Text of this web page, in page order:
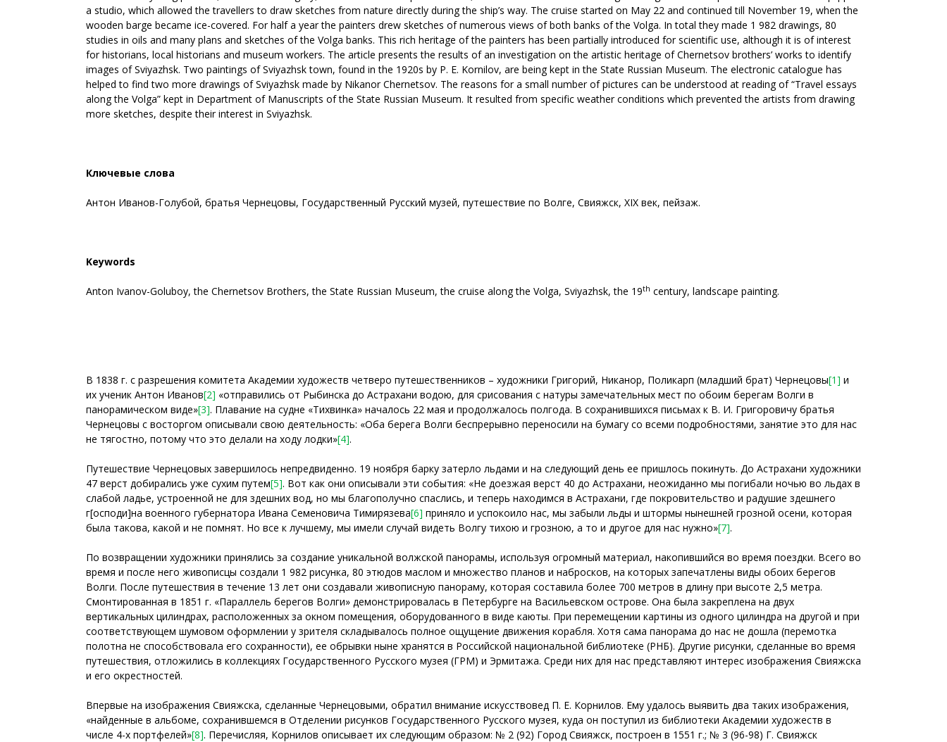
a studio, which allowed the travellers to draw sketches from nature directly during the ship’s way. The cruise started on May 22 and continued till November 19, when the
wooden barge became ice-covered. For half a year the painters drew sketches of numerous views of both banks of the Volga. In total they made 1 982 drawings, 80
studies in oils and many plans and sketches of the Volga banks. This rich heritage of the painters has been partially introduced for scientific use, although it is of interest
for historians, local historians and museum workers. The article presents the results of an investigation on the artistic heritage of Chernetsov brothers’ works to identify
images of Sviyazhsk. Two paintings of Sviyazhsk town, found in the 1920s by P. E. Kornilov, are being kept in the State Russian Museum. The electronic catalogue has
helped to find two more drawings of Sviyazhsk made by Nikanor Chernetsov. The reasons for a small number of pictures can be understood at reading of “Travel essays
along the Volga” kept in Department of Manuscripts of the State Russian Museum. It resulted from specific weather conditions which prevented the artists from drawing
more sketches, despite their interest in Sviyazhsk.
Ключевые слова
Антон Иванов-Голубой, братья Чернецовы, Государственный Русский музей, путешествие по Волге, Свияжск, XIX век, пейзаж.
Keywords
Anton Ivanov-Goluboy, the Chernetsov Brothers, the State Russian Museum, the cruise along the Volga, Sviyazhsk, the 19th century, landscape painting.
В 1838 г. с разрешения комитета Академии художеств четверо путешественников – художники Григорий, Никанор, Поликарп (младший брат) Чернецовы[1] и
их ученик Антон Иванов[2] «отправились от Рыбинска до Астрахани водою, для срисования с натуры замечательных мест по обоим берегам Волги в
панорамическом виде»[3]. Плавание на судне «Тихвинка» началось 22 мая и продолжалось полгода. В сохранившихся письмах к В. И. Григоровичу братья
Чернецовы с восторгом описывали свою деятельность: «Оба берега Волги беспрерывно переносили на бумагу со всеми подробностями, занятие это для нас
не тягостно, потому что это делали на ходу лодки»[4].
Путешествие Чернецовых завершилось непредвиденно. 19 ноября барку затерло льдами и на следующий день ее пришлось покинуть. До Астрахани художники
47 верст добирались уже сухим путем[5]. Вот как они описывали эти события: «Не доезжая верст 40 до Астрахани, неожиданно мы погибали ночью во льдах в
слабой ладье, устроенной не для здешних вод, но мы благополучно спаслись, и теперь находимся в Астрахани, где покровительство и радушие здешнего
г[осподи]на военного губернатора Ивана Семеновича Тимирязева[6] приняло и успокоило нас, мы забыли льды и штормы нынешней грозной осени, которая
была такова, какой и не помнят. Но все к лучшему, мы имели случай видеть Волгу тихою и грозною, а то и другое для нас нужно»[7].
По возвращении художники принялись за создание уникальной волжской панорамы, используя огромный материал, накопившийся во время поездки. Всего во
время и после него живописцы создали 1 982 рисунка, 80 этюдов маслом и множество планов и набросков, на которых запечатлены виды обоих берегов
Волги. После путешествия в течение 13 лет они создавали живописную панораму, которая составила более 700 метров в длину при высоте 2,5 метра.
Смонтированная в 1851 г. «Параллель берегов Волги» демонстрировалась в Петербурге на Васильевском острове. Она была закреплена на двух
вертикальных цилиндрах, расположенных за окном помещения, оборудованного в виде каюты. При перемещении картины из одного цилиндра на другой и при
соответствующем шумовом оформлении у зрителя складывалось полное ощущение движения корабля. Хотя сама панорама до нас не дошла (перемотка
полотна не способствовала его сохранности), ее обрывки ныне хранятся в Российской национальной библиотеке (РНБ). Другие рисунки, сделанные во время
путешествия, отложились в коллекциях Государственного Русского музея (ГРМ) и Эрмитажа. Среди них для нас представляют интерес изображения Свияжска
и его окрестностей.
Впервые на изображения Свияжска, сделанные Чернецовыми, обратил внимание искусствовед П. Е. Корнилов. Ему удалось выявить два таких изображения,
«найденные в альбоме, сохранившемся в Отделении рисунков Государственного Русского музея, куда он поступил из библиотеки Академии художеств в
числе 4-х портфелей»[8]. Перечисляя, Корнилов описывает их следующим образом: № 2 (92) Город Свияжск, построен в 1551 г.; № 3 (96-98) Г. Свияжск